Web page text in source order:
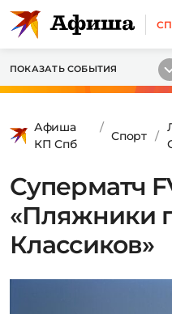
ПОКАЗАТЬ СОБЫТИЯ
Афиша
КП Спб
Спорт
Суперматч
«Пляжники
Классиков»